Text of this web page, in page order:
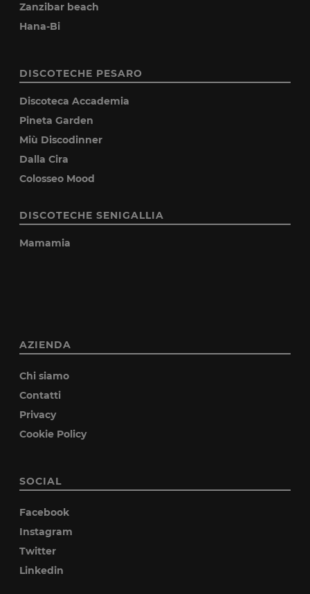
Zanzibar beach
Hana-Bi
DISCOTECHE PESARO
Discoteca Accademia
Pineta Garden
Miù Discodinner
Dalla Cira
Colosseo Mood
DISCOTECHE SENIGALLIA
Mamamia
AZIENDA
Chi siamo
Contatti
Privacy
Cookie Policy
SOCIAL
Facebook
Instagram
Twitter
Linkedin